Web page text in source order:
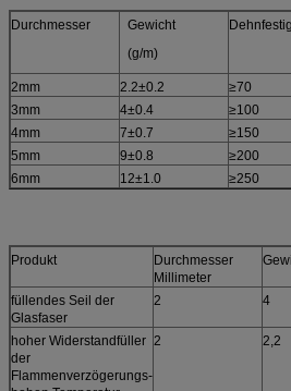
Durchmesser
Gewicht
(g/m)
2mm 2.2±0.2 ≥70
3mm
4±0.4 ≥100
4mm
7±0.7 ≥150
5mm
9±0.8 ≥200
6mm
12±1.0 ≥250
Produkt
Durchmesser
Millimeter
füllendes Seil der
Glasfaser
2 4
hoher Widerstandfüller
der
Flammenverzögerungs-
2 2,2